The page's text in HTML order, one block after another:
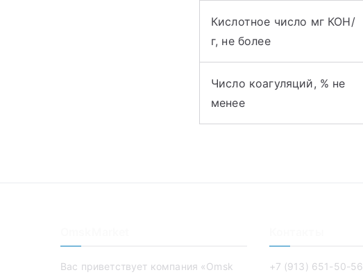
Кислотное число мг КОН/
г, не более
Число коагуляций, % не
менее
Вас приветствует компания «Omsk
+7 (913) 651-50-56‬